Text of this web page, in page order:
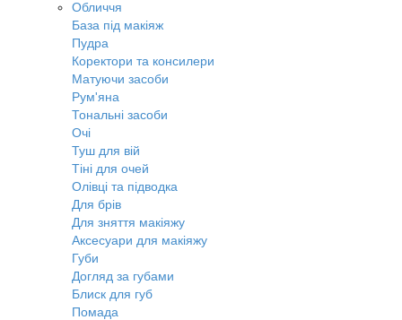
Обличчя
База під макіяж
Пудра
Коректори та консилери
Матуючи засоби
Рум'яна
Тональні засоби
Очі
Туш для вій
Тіні для очей
Олівці та підводка
Для брів
Для зняття макіяжу
Аксесуари для макіяжу
Губи
Догляд за губами
Блиск для губ
Помада